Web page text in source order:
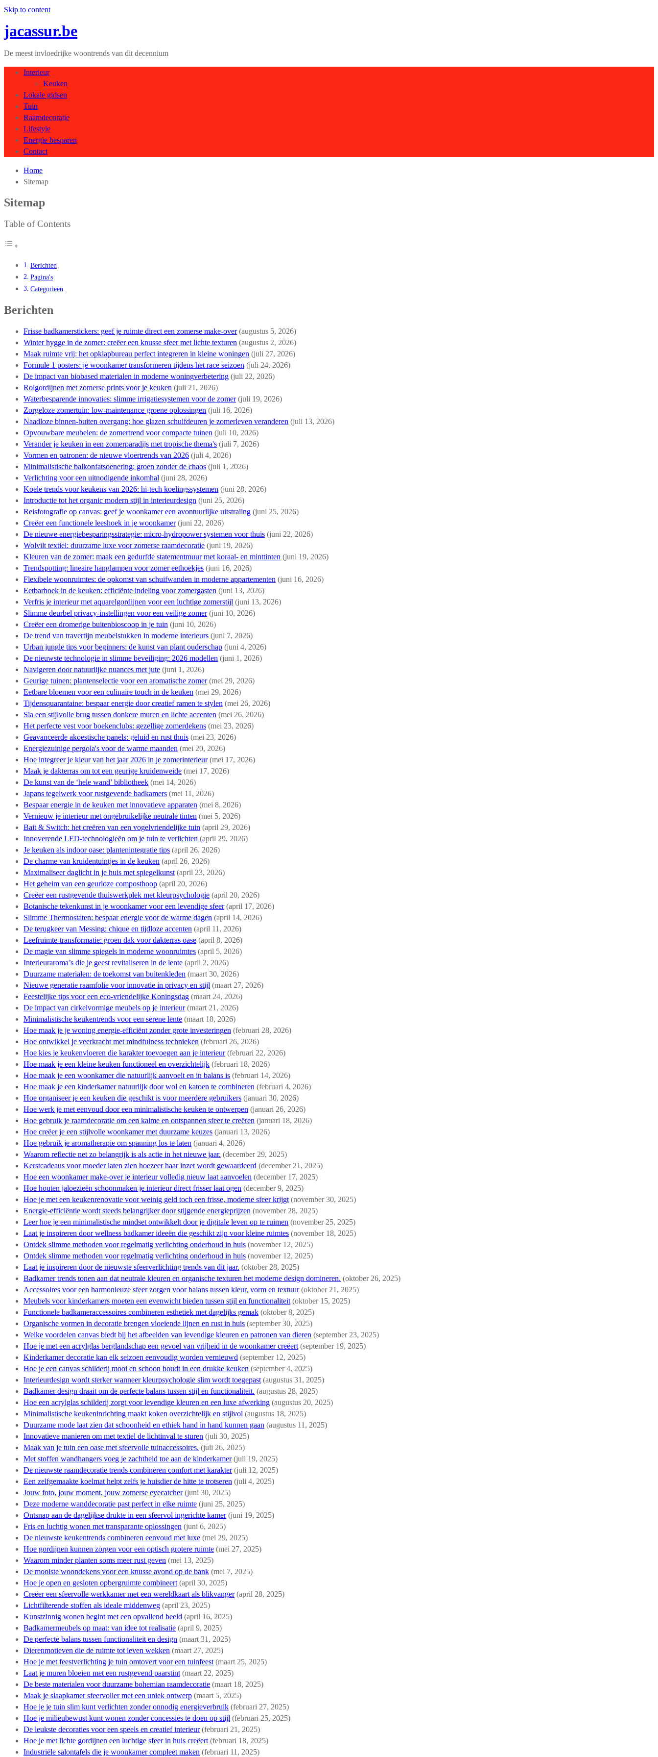
Skip to content
jacassur.be
De meest invloedrijke woontrends van dit decennium
Interieur
Keuken
Lokale gidsen
Tuin
Raamdecoratie
Lifestyle
Energie besparen
Contact
Home
Sitemap
Sitemap
Table of Contents
Berichten
Pagina's
Categorieën
Berichten
Frisse badkamerstickers: geef je ruimte direct een zomerse make-over (augustus 5, 2026)
Winter hygge in de zomer: creëer een knusse sfeer met lichte texturen (augustus 2, 2026)
Maak ruimte vrij: het opklapbureau perfect integreren in kleine woningen (juli 27, 2026)
Formule 1 posters: je woonkamer transformeren tijdens het race seizoen (juli 24, 2026)
De impact van biobased materialen in moderne woningverbetering (juli 22, 2026)
Rolgordijnen met zomerse prints voor je keuken (juli 21, 2026)
Waterbesparende innovaties: slimme irrigatiesystemen voor de zomer (juli 19, 2026)
Zorgeloze zomertuin: low-maintenance groene oplossingen (juli 16, 2026)
Naadloze binnen-buiten overgang: hoe glazen schuifdeuren je zomerleven veranderen (juli 13, 2026)
Opvouwbare meubelen: de zomertrend voor compacte tuinen (juli 10, 2026)
Verander je keuken in een zomerparadijs met tropische thema's (juli 7, 2026)
Vormen en patronen: de nieuwe vloertrends van 2026 (juli 4, 2026)
Minimalistische balkonfatsoenering: groen zonder de chaos (juli 1, 2026)
Verlichting voor een uitnodigende inkomhal (juni 28, 2026)
Koele trends voor keukens van 2026: hi-tech koelingssystemen (juni 28, 2026)
Introductie tot het organic modern stijl in interieurdesign (juni 25, 2026)
Reisfotografie op canvas: geef je woonkamer een avontuurlijke uitstraling (juni 25, 2026)
Creëer een functionele leeshoek in je woonkamer (juni 22, 2026)
De nieuwe energiebesparingsstrategie: micro-hydropower systemen voor thuis (juni 22, 2026)
Wolvilt textiel: duurzame luxe voor zomerse raamdecoratie (juni 19, 2026)
Kleuren van de zomer: maak een gedurfde statementmuur met koraal- en minttinten (juni 19, 2026)
Trendspotting: lineaire hanglampen voor zomer eethoekjes (juni 16, 2026)
Flexibele woonruimtes: de opkomst van schuifwanden in moderne appartementen (juni 16, 2026)
Eetbarhoek in de keuken: efficiënte indeling voor zomergasten (juni 13, 2026)
Verfris je interieur met aquarelgordijnen voor een luchtige zomerstijl (juni 13, 2026)
Slimme deurbel privacy-instellingen voor een veilige zomer (juni 10, 2026)
Creëer een dromerige buitenbioscoop in je tuin (juni 10, 2026)
De trend van travertijn meubelstukken in moderne interieurs (juni 7, 2026)
Urban jungle tips voor beginners: de kunst van plant ouderschap (juni 4, 2026)
De nieuwste technologie in slimme beveiliging: 2026 modellen (juni 1, 2026)
Navigeren door natuurlijke nuances met jute (juni 1, 2026)
Geurige tuinen: plantenselectie voor een aromatische zomer (mei 29, 2026)
Eetbare bloemen voor een culinaire touch in de keuken (mei 29, 2026)
Tijdensquarantaine: bespaar energie door creatief ramen te stylen (mei 26, 2026)
Sla een stijlvolle brug tussen donkere muren en lichte accenten (mei 26, 2026)
Het perfecte vest voor boekenclubs: gezellige zomerdekens (mei 23, 2026)
Geavanceerde akoestische panels: geluid en rust thuis (mei 23, 2026)
Energiezuinige pergola's voor de warme maanden (mei 20, 2026)
Hoe integreer je kleur van het jaar 2026 in je zomerinterieur (mei 17, 2026)
Maak je dakterras om tot een geurige kruidenweide (mei 17, 2026)
De kunst van de ‘hele wand’ bibliotheek (mei 14, 2026)
Japans tegelwerk voor rustgevende badkamers (mei 11, 2026)
Bespaar energie in de keuken met innovatieve apparaten (mei 8, 2026)
Vernieuw je interieur met ongebruikelijke neutrale tinten (mei 5, 2026)
Bait & Switch: het creëren van een vogelvriendelijke tuin (april 29, 2026)
Innoverende LED-technologieën om je tuin te verlichten (april 29, 2026)
Je keuken als indoor oase: plantenintegratie tips (april 26, 2026)
De charme van kruidentuintjes in de keuken (april 26, 2026)
Maximaliseer daglicht in je huis met spiegelkunst (april 23, 2026)
Het geheim van een geurloze composthoop (april 20, 2026)
Creëer een rustgevende thuiswerkplek met kleurpsychologie (april 20, 2026)
Botanische tekenkunst in je woonkamer voor een levendige sfeer (april 17, 2026)
Slimme Thermostaten: bespaar energie voor de warme dagen (april 14, 2026)
De terugkeer van Messing: chique en tijdloze accenten (april 11, 2026)
Leefruimte-transformatie: groen dak voor dakterras oase (april 8, 2026)
De magie van slimme spiegels in moderne woonruimtes (april 5, 2026)
Interieuraroma’s die je geest revitaliseren in de lente (april 2, 2026)
Duurzame materialen: de toekomst van buitenkleden (maart 30, 2026)
Nieuwe generatie raamfolie voor innovatie in privacy en stijl (maart 27, 2026)
Feestelijke tips voor een eco-vriendelijke Koningsdag (maart 24, 2026)
De impact van cirkelvormige meubels op je interieur (maart 21, 2026)
Minimalistische keukentrends voor een serene lente (maart 18, 2026)
Hoe maak je je woning energie-efficiënt zonder grote investeringen (februari 28, 2026)
Hoe ontwikkel je veerkracht met mindfulness technieken (februari 26, 2026)
Hoe kies je keukenvloeren die karakter toevoegen aan je interieur (februari 22, 2026)
Hoe maak je een kleine keuken functioneel en overzichtelijk (februari 18, 2026)
Hoe maak je een woonkamer die natuurlijk aanvoelt en in balans is (februari 14, 2026)
Hoe maak je een kinderkamer natuurlijk door wol en katoen te combineren (februari 4, 2026)
Hoe organiseer je een keuken die geschikt is voor meerdere gebruikers (januari 30, 2026)
Hoe werk je met eenvoud door een minimalistische keuken te ontwerpen (januari 26, 2026)
Hoe gebruik je raamdecoratie om een kalme en ontspannen sfeer te creëren (januari 18, 2026)
Hoe creëer je een stijlvolle woonkamer met duurzame keuzes (januari 13, 2026)
Hoe gebruik je aromatherapie om spanning los te laten (januari 4, 2026)
Waarom reflectie net zo belangrijk is als actie in het nieuwe jaar. (december 29, 2025)
Kerstcadeaus voor moeder laten zien hoezeer haar inzet wordt gewaardeerd (december 21, 2025)
Hoe een woonkamer make-over je interieur volledig nieuw laat aanvoelen (december 17, 2025)
Hoe houten jaloezieën schoonmaken je interieur direct frisser laat ogen (december 9, 2025)
Hoe je met een keukenrenovatie voor weinig geld toch een frisse, moderne sfeer krijgt (november 30, 2025)
Energie-efficiëntie wordt steeds belangrijker door stijgende energieprijzen (november 28, 2025)
Leer hoe je een minimalistische mindset ontwikkelt door je digitale leven op te ruimen (november 25, 2025)
Laat je inspireren door wellness badkamer ideeën die geschikt zijn voor kleine ruimtes (november 18, 2025)
Ontdek slimme methoden voor regelmatig verlichting onderhoud in huis (november 12, 2025)
Ontdek slimme methoden voor regelmatig verlichting onderhoud in huis (november 12, 2025)
Laat je inspireren door de nieuwste sfeerverlichting trends van dit jaar. (oktober 28, 2025)
Badkamer trends tonen aan dat neutrale kleuren en organische texturen het moderne design domineren. (oktober 26, 2025)
Accessoires voor een harmonieuze sfeer zorgen voor balans tussen kleur, vorm en textuur (oktober 21, 2025)
Meubels voor kinderkamers moeten een evenwicht bieden tussen stijl en functionaliteit (oktober 15, 2025)
Functionele badkameraccessoires combineren esthetiek met dagelijks gemak (oktober 8, 2025)
Organische vormen in decoratie brengen vloeiende lijnen en rust in huis (september 30, 2025)
Welke voordelen canvas biedt bij het afbeelden van levendige kleuren en patronen van dieren (september 23, 2025)
Hoe je met een acrylglas berglandschap een gevoel van vrijheid in de woonkamer creëert (september 19, 2025)
Kinderkamer decoratie kan elk seizoen eenvoudig worden vernieuwd (september 12, 2025)
Hoe je een canvas schilderij mooi en schoon houdt in een drukke keuken (september 4, 2025)
Interieurdesign wordt sterker wanneer kleurpsychologie slim wordt toegepast (augustus 31, 2025)
Badkamer design draait om de perfecte balans tussen stijl en functionaliteit. (augustus 28, 2025)
Hoe een acrylglas schilderij zorgt voor levendige kleuren en een luxe afwerking (augustus 20, 2025)
Minimalistische keukeninrichting maakt koken overzichtelijk en stijlvol (augustus 18, 2025)
Duurzame mode laat zien dat schoonheid en ethiek hand in hand kunnen gaan (augustus 11, 2025)
Innovatieve manieren om met textiel de lichtinval te sturen (juli 30, 2025)
Maak van je tuin een oase met sfeervolle tuinaccessoires. (juli 26, 2025)
Met stoffen wandhangers voeg je zachtheid toe aan de kinderkamer (juli 19, 2025)
De nieuwste raamdecoratie trends combineren comfort met karakter (juli 12, 2025)
Een zelfgemaakte koelmat helpt zelfs je huisdier de hitte te trotseren (juli 4, 2025)
Jouw foto, jouw moment, jouw zomerse eyecatcher (juni 30, 2025)
Deze moderne wanddecoratie past perfect in elke ruimte (juni 25, 2025)
Ontsnap aan de dagelijkse drukte in een sfeervol ingerichte kamer (juni 19, 2025)
Fris en luchtig wonen met transparante oplossingen (juni 6, 2025)
De nieuwste keukentrends combineren eenvoud met luxe (mei 29, 2025)
Hoe gordijnen kunnen zorgen voor een optisch grotere ruimte (mei 27, 2025)
Waarom minder planten soms meer rust geven (mei 13, 2025)
De mooiste woondekens voor een knusse avond op de bank (mei 7, 2025)
Hoe je open en gesloten opbergruimte combineert (april 30, 2025)
Creëer een sfeervolle werkkamer met een wereldkaart als blikvanger (april 28, 2025)
Lichtfilterende stoffen als ideale middenweg (april 23, 2025)
Kunstzinnig wonen begint met een opvallend beeld (april 16, 2025)
Badkamermeubels op maat: van idee tot realisatie (april 9, 2025)
De perfecte balans tussen functionaliteit en design (maart 31, 2025)
Dierenmotieven die de ruimte tot leven wekken (maart 27, 2025)
Hoe je met feestverlichting je tuin omtovert voor een tuinfeest (maart 25, 2025)
Laat je muren bloeien met een rustgevend paarstint (maart 22, 2025)
De beste materialen voor duurzame bohemian raamdecoratie (maart 18, 2025)
Maak je slaapkamer sfeervoller met een uniek ontwerp (maart 5, 2025)
Hoe je je tuin slim kunt verlichten zonder onnodig energieverbruik (februari 27, 2025)
Hoe je milieubewust kunt wonen zonder concessies te doen op stijl (februari 25, 2025)
De leukste decoraties voor een speels en creatief interieur (februari 21, 2025)
Hoe je met lichte gordijnen een luchtige sfeer in huis creëert (februari 18, 2025)
Industriële salontafels die je woonkamer compleet maken (februari 11, 2025)